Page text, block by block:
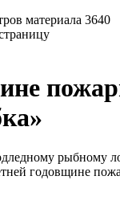
3640
рыбному
годовщине